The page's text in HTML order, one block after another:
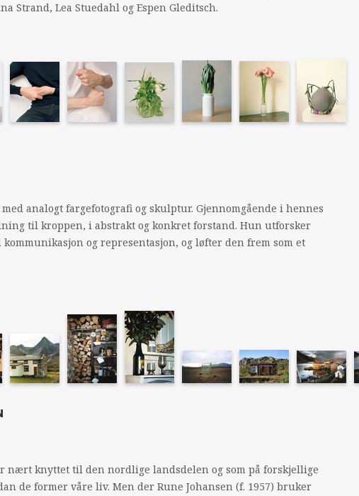
Strand, Lea Stuedahl og Espen Gleditsch.
analogt fargefotografi og skulptur. Gjennomgående i hennes
til kroppen, i abstrakt og konkret forstand. Hun utforsker
og representasjon, og løfter den frem som et
nært knyttet til den nordlige landsdelen og som på forskjellige
de former våre liv. Men der Rune Johansen (f. 1957) bruker